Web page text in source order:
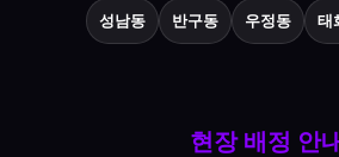
성남동 반구동 우정동 태
현장 배정 안